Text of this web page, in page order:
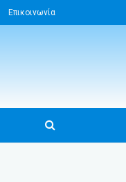
Επικοινωνία